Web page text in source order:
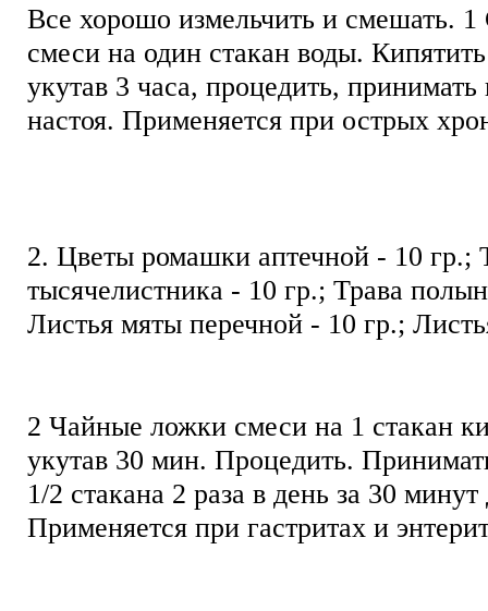
Все хорошо измельчить и смешать.
смеси на один стакан воды.
укутав 3 часа, процедить,
настоя. Применяется при острых
2. Цветы ромашки аптечной - 10 гр.;
тысячелистника - 10 гр.; Трава
Листья мяты перечной - 10 гр.;
2 Чайные ложки смеси на 1 стакан
укутав 30 мин. Процедить.
1/2 стакана 2 раза в день за 30
Применяется при гастритах и